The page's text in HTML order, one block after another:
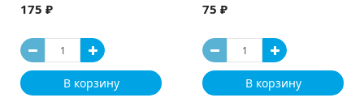
175 ₽
В корзину
75 ₽
В корзину